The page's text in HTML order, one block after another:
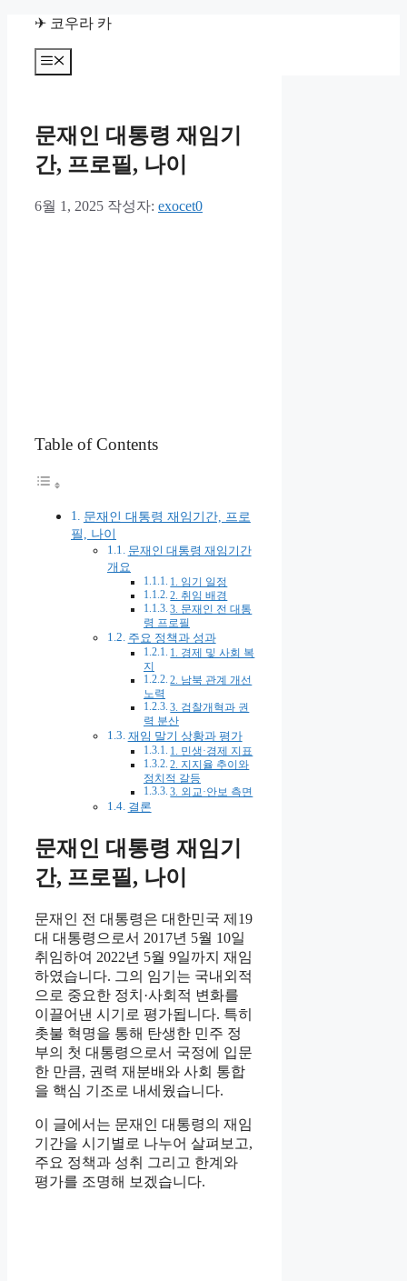
✈ 코우라 카
메
뉴
문재인 대통령 재임기
간, 프로필, 나이
6월 1, 2025 작성자: exocet0
Table of Contents
문재인 대통령 재임기간, 프로
필, 나이
문재인 대통령 재임기간
개요
1. 임기 일정
2. 취임 배경
3. 문재인 전 대통
령 프로필
주요 정책과 성과
1. 경제 및 사회 복
지
2. 남북 관계 개선
노력
3. 검찰개혁과 권
력 분산
재임 말기 상황과 평가
1. 민생·경제 지표
2. 지지율 추이와
정치적 갈등
3. 외교·안보 측면
결론
문재인 대통령 재임기
간, 프로필, 나이
문재인 전 대통령은 대한민국 제19
대 대통령으로서 2017년 5월 10일
취임하여 2022년 5월 9일까지 재임
하였습니다. 그의 임기는 국내외적
으로 중요한 정치·사회적 변화를
이끌어낸 시기로 평가됩니다. 특히
촛불 혁명을 통해 탄생한 민주 정
부의 첫 대통령으로서 국정에 입문
한 만큼, 권력 재분배와 사회 통합
을 핵심 기조로 내세웠습니다.
이 글에서는 문재인 대통령의 재임
기간을 시기별로 나누어 살펴보고,
주요 정책과 성취 그리고 한계와
평가를 조명해 보겠습니다.